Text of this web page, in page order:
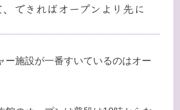
できればオープンより先に
ー施設が一番すいているのはオー